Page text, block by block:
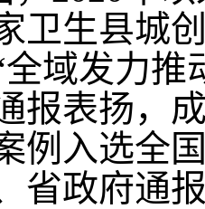
卫生县城
域发力推
报表扬，
例入选全
省政府通